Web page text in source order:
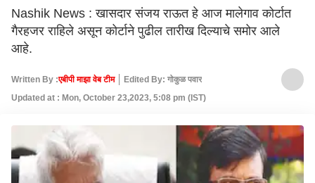
Nashik News : खासदार संजय राऊत हे आज मालेगाव कोर्टात
गैरहजर राहिले असून कोर्टाने पुढील तारीख दिल्याचे समोर आले
आहे.
Written By :एबीपी माझा वेब टीम
Edited By: गोकुळ पवार
Updated at : Mon, October 23,2023, 5:08 pm (IST)